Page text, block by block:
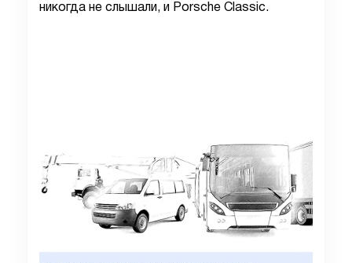
никогда не слышали, и Porsche Classic.